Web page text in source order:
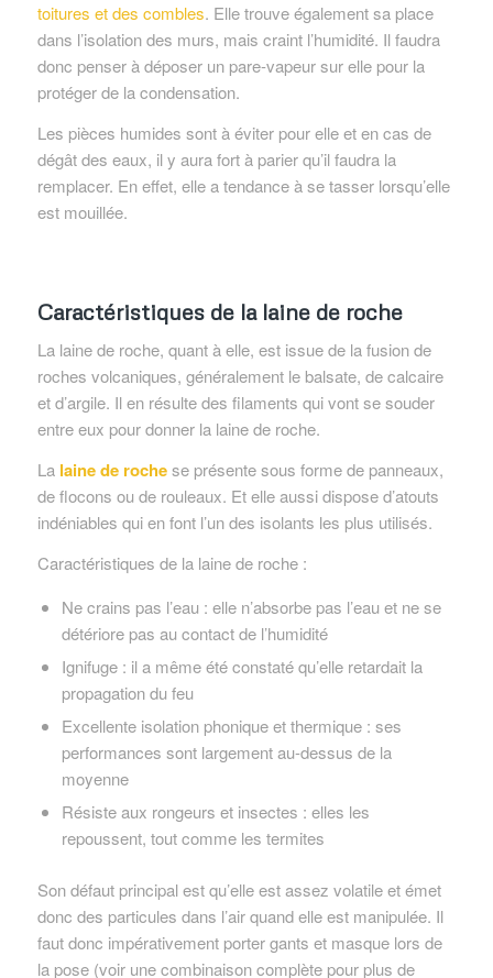
toitures et des combles. Elle trouve également sa place
dans l’isolation des murs, mais craint l’humidité. Il faudra
donc penser à déposer un pare-vapeur sur elle pour la
protéger de la condensation.
Les pièces humides sont à éviter pour elle et en cas de
dégât des eaux, il y aura fort à parier qu’il faudra la
remplacer. En effet, elle a tendance à se tasser lorsqu’elle
est mouillée.
Caractéristiques de la laine de roche
La laine de roche, quant à elle, est issue de la fusion de
roches volcaniques, généralement le balsate, de calcaire
et d’argile. Il en résulte des filaments qui vont se souder
entre eux pour donner la laine de roche.
La laine de rochese présente sous forme de panneaux,
de flocons ou de rouleaux. Et elle aussi dispose d’atouts
indéniables qui en font l’un des isolants les plus utilisés.
Caractéristiques de la laine de roche :
Ne crains pas l’eau : elle n’absorbe pas l’eau et ne se
détériore pas au contact de l’humidité
Ignifuge : il a même été constaté qu’elle retardait la
propagation du feu
Excellente isolation phonique et thermique : ses
performances sont largement au-dessus de la
moyenne
Résiste aux rongeurs et insectes : elles les
repoussent, tout comme les termites
Son défaut principal est qu’elle est assez volatile et émet
donc des particules dans l’air quand elle est manipulée. Il
faut donc impérativement porter gants et masque lors de
la pose (voir une combinaison complète pour plus de